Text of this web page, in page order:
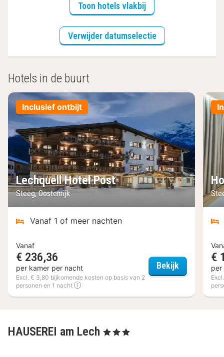
Toon hotels vlakbij
Verwijder datumselectie
Hotels in de buurt
Inclusief ontbijt
Lechquell Hotel Post
Steeg, Oostenrijk
Vanaf 1 of meer nachten
Vanaf
€ 236,36
per kamer per nacht
Excl. € 3,80 bijkomende kosten op basis van 2
personen en 1 nacht
Bekijk Lechquell
€
per
HAUSEREI am Lech , 3 Sterren